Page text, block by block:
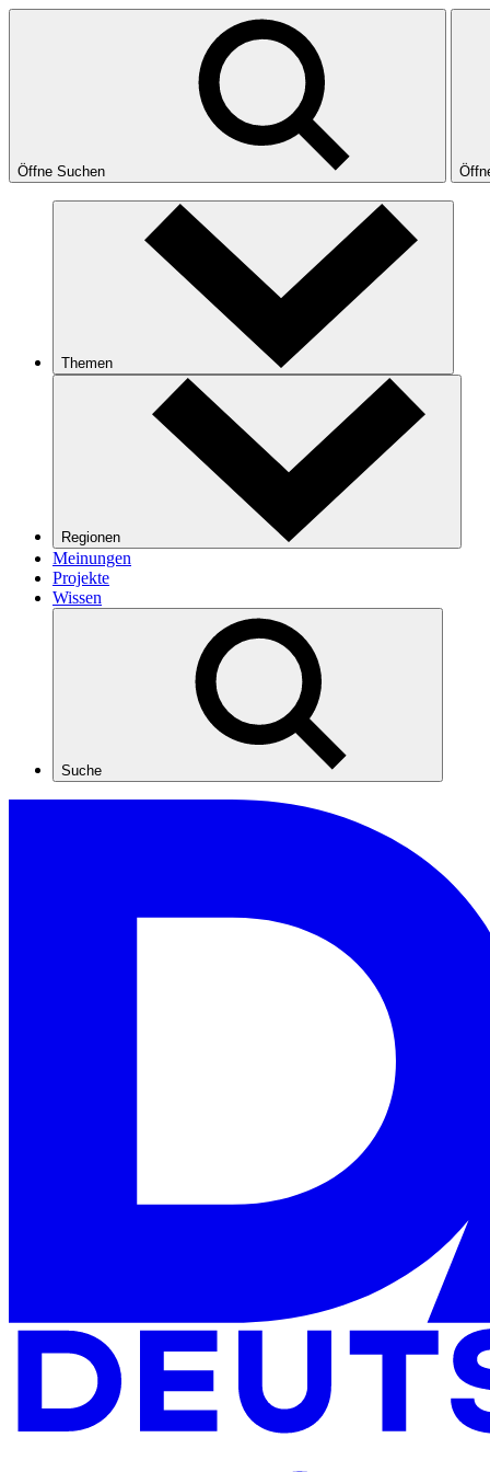
Öffne Suchen
Themen
Regionen
Meinungen
Projekte
Wissen
Suche